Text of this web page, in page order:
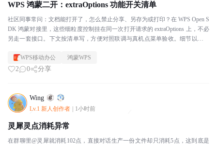
WPS 鸿蒙二开：extraOptions 功能开关清单
社区同事常问：文档能打开了，怎么禁止分享、另存为或打印？在 WPS Open S
DK 鸿蒙对接里，这些细粒度控制挂在同一次打开请求的 extraOptions 上，不必
另走一套接口。下文按清单写，方便对照联调与真机点菜单验收。细节以官方
WPS移动办公
鸿蒙WPS
2 0 分享
Wing
Lv.1 新人创作者 1小时前
灵犀灵点消耗异常
在群聊里@灵犀就消耗102点，直接对话生产一份文件却只消耗5点，这到底是